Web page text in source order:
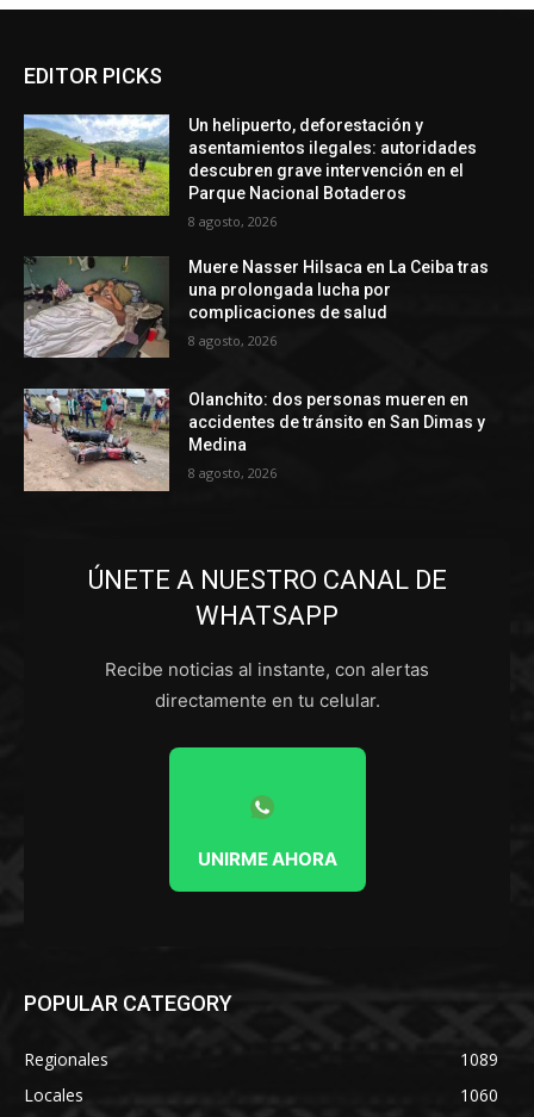
EDITOR PICKS
Un helipuerto, deforestación y
asentamientos ilegales: autoridades
descubren grave intervención en el
Parque Nacional Botaderos
8 agosto, 2026
Muere Nasser Hilsaca en La Ceiba tras
una prolongada lucha por
complicaciones de salud
8 agosto, 2026
Olanchito: dos personas mueren en
accidentes de tránsito en San Dimas y
Medina
8 agosto, 2026
ÚNETE A NUESTRO CANAL DE
WHATSAPP
Recibe noticias al instante, con alertas
directamente en tu celular.
UNIRME AHORA
POPULAR CATEGORY
Regionales
1089
Locales
1060